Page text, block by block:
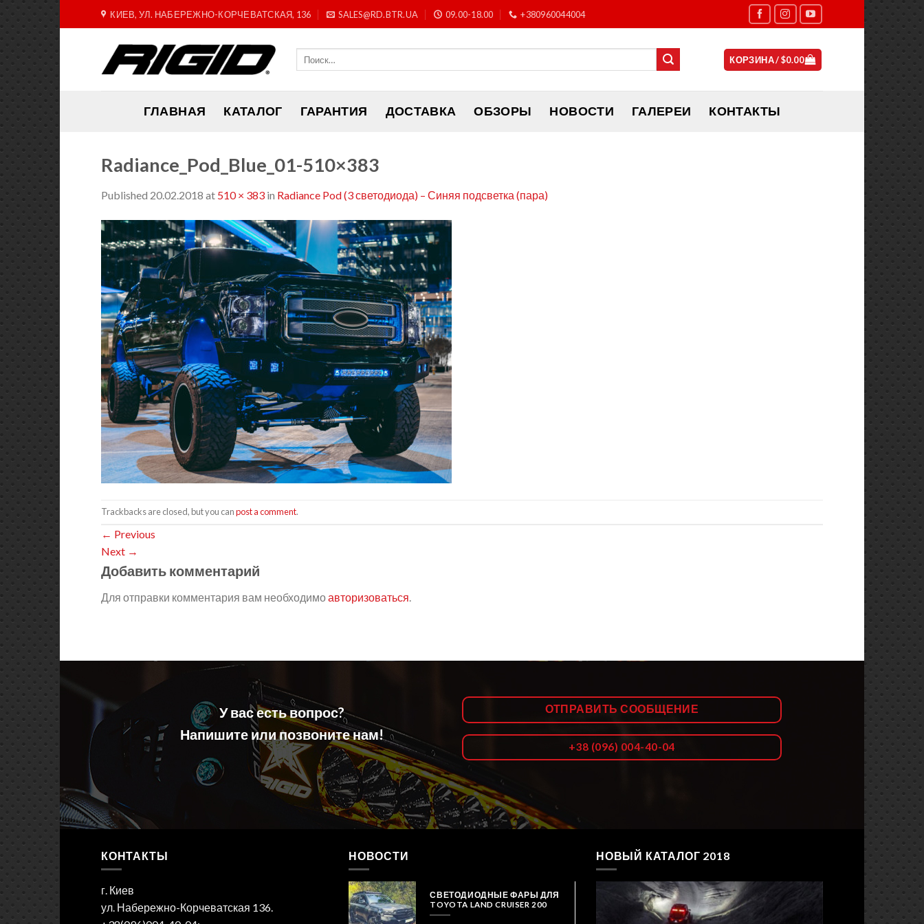
to
КИЕВ, УЛ. НАБЕРЕЖНО-КОРЧЕВАТСКАЯ, 136 SALES@RD.BTR.UA 09.00-18.00 +380960044004
КОРЗИНА /$0.00
ГЛАВНАЯ КАТАЛОГ ГАРАНТИЯ ДОСТАВКА ОБЗОРЫ НОВОСТИ ГАЛЕРЕИ КОНТАКТЫ
Radiance_Pod_Blue_01-510×383
Published 20.02.2018 at 510 × 383 in Radiance Pod (3 светодиода) – Синяя подсветка (пара)
Trackbacks are closed, but you canpost a comment.
← Previous
Next →
Добавить комментарий
Для отправки комментария вам необходимоавторизоваться
У вас есть вопрос?
Напишите или позвоните нам!
ОТПРАВИТЬ СООБЩЕНИЕ
+38 (096) 004-40-04
КОНТАКТЫ
г. Киев
ул. Набережно-Корчеватская 136.
НОВОСТИ
СВЕТОДИОДНЫЕ ФАРЫ ДЛЯ
TOYOTA LAND CRUISER 200
НОВЫЙ КАТАЛОГ 2018